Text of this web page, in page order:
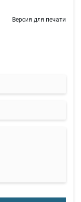
Версия для печати